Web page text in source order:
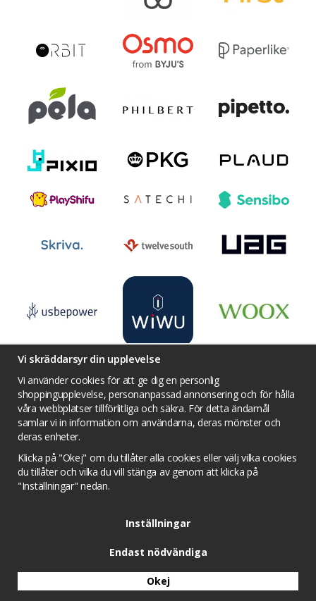
Villkor Kontakta oss
Facebook
Twitter
YouTube
Prisjakt
Integritets sekretesspolicy
Tävlingsvillkor
Om cookies
Cookie inställningar
Vi skräddarsyr din upplevelse
Vi använder cookies för att ge dig en personlig
shoppingupplevelse, personanpassad annonsering och för hålla
våra webbplatser tillförlitliga och säkra. För detta ändamål
samlar vi in information om användarna, deras mönster och
deras enheter.
Klicka på "Okej" om du tillåter alla cookies eller välj vilka cookies
du tillåter och vilka du vill stänga av genom att klicka på
"Inställningar" nedan.
Inställningar
Endast nödvändiga
Okej